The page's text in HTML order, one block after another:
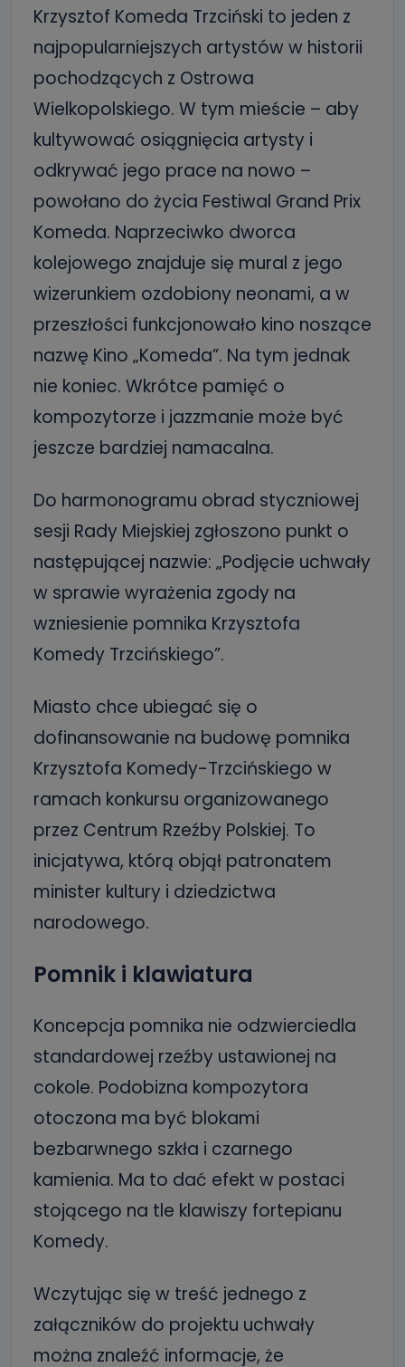
Krzysztof Komeda Trzciński to jeden z
najpopularniejszych artystów w historii
pochodzących z Ostrowa
Wielkopolskiego. W tym mieście – aby
kultywować osiągnięcia artysty i
odkrywać jego prace na nowo –
powołano do życia Festiwal Grand Prix
Komeda. Naprzeciwko dworca
kolejowego znajduje się mural z jego
wizerunkiem ozdobiony neonami, a w
przeszłości funkcjonowało kino noszące
nazwę Kino „Komeda”. Na tym jednak
nie koniec. Wkrótce pamięć o
kompozytorze i jazzmanie może być
jeszcze bardziej namacalna.
Do harmonogramu obrad styczniowej
sesji Rady Miejskiej zgłoszono punkt o
następującej nazwie: „Podjęcie uchwały
w sprawie wyrażenia zgody na
wzniesienie pomnika Krzysztofa
Komedy Trzcińskiego”.
Miasto chce ubiegać się o
dofinansowanie na budowę pomnika
Krzysztofa Komedy-Trzcińskiego w
ramach konkursu organizowanego
przez Centrum Rzeźby Polskiej. To
inicjatywa, którą objął patronatem
minister kultury i dziedzictwa
narodowego.
Pomnik i klawiatura
Koncepcja pomnika nie odzwierciedla
standardowej rzeźby ustawionej na
cokole. Podobizna kompozytora
otoczona ma być blokami
bezbarwnego szkła i czarnego
kamienia. Ma to dać efekt w postaci
stojącego na tle klawiszy fortepianu
Komedy.
Wczytując się w treść jednego z
załączników do projektu uchwały
można znaleźć informacje, że